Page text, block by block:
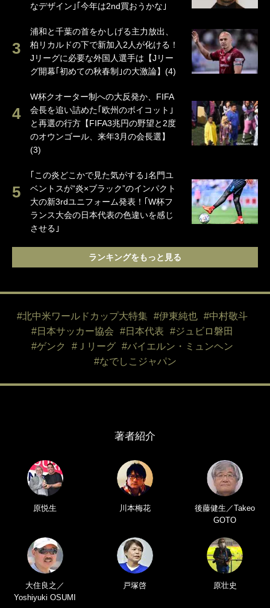
なデザイン｣｢今年は2nd買おうかな｣
浦和と千葉の首をかしげる主力放出、
柏リカルドの下で新加入2人が化ける！
Jリーグに必要な外国人選手は【Jリー
グ開幕｢初めての秋春制｣の大激論】(4)
W杯クオーター制への大反発か、FIFA
会長を追い詰めた｢欧州のボイコット｣
と再選の行方【FIFA3兆円の野望と2度
のオウンゴール、来年3月の会長選】
(3)
｢この炎どこかで見た気がする｣名門ユ
ベントスが“炎×ブラック”のインパクト
大の新3rdユニフォーム発表！｢W杯フ
ランス大会の日本代表の色違いを感じ
させる｣
ランキングをもっと見る
#北中米ワールドカップ大特集 #伊東純也
#中村敬斗
#日本サッカー協会
#日本代表
#ジュビロ磐田
#ゲンク
#Ｊリーグ
#バイエルン・ミュンヘン
#なでしこジャパン
著者紹介
原悦生 川本梅花
後藤健生／Takeo
GOTO
大住良之／
Yoshiyuki OSUMI
戸塚啓 原壮史